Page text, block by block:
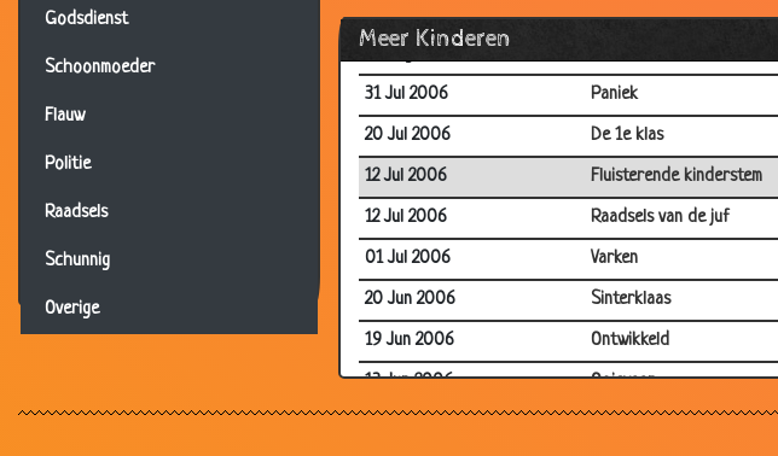
Godsdienst
Schoonmoeder
Flauw
Politie
Raadsels
Schunnig
Overige
Meer Kinderen
12 Aug 2006
Broertje gevallen
07 Aug 2006
31 Jul 2006
Paniek
20 Jul 2006
De 1e klas
12 Jul 2006
Fluisterende kinderstem
12 Jul 2006
Raadsels van de juf
01 Jul 2006
Varken
20 Jun 2006
Sinterklaas
19 Jun 2006
Ontwikkeld
13 Jun 2006
Ooievaar